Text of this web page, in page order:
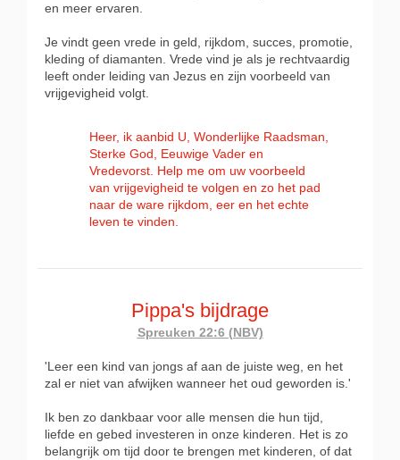
en meer ervaren.
Je vindt geen vrede in geld, rijkdom, succes, promotie,
kleding of diamanten. Vrede vind je als je rechtvaardig
leeft onder leiding van Jezus en zijn voorbeeld van
vrijgevigheid volgt.
Heer, ik aanbid U, Wonderlijke Raadsman,
Sterke God, Eeuwige Vader en
Vredevorst. Help me om uw voorbeeld
van vrijgevigheid te volgen en zo het pad
naar de ware rijkdom, eer en het echte
leven te vinden.
Pippa's bijdrage
Spreuken 22:6 (NBV)
'Leer een kind van jongs af aan de juiste weg, en het
zal er niet van afwijken wanneer het oud geworden is.'
Ik ben zo dankbaar voor alle mensen die hun tijd,
liefde en gebed investeren in onze kinderen. Het is zo
belangrijk om tijd door te brengen met kinderen, of dat